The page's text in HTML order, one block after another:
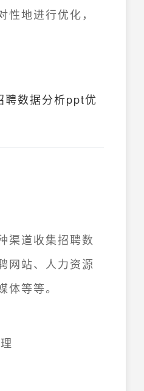
性地进行优化，
聘数据分析ppt优
渠道收集招聘数
网站、人力资源
体等等。